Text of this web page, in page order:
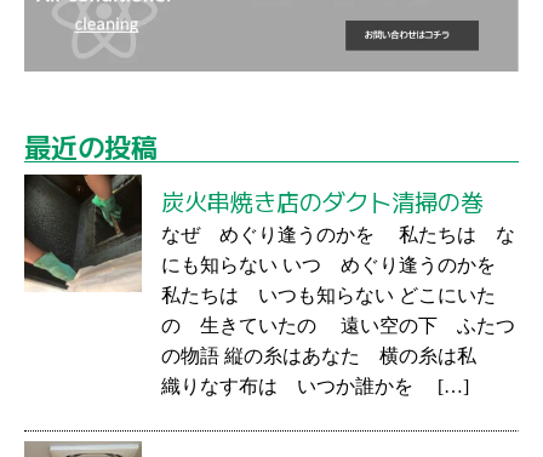
最近の投稿
炭火串焼き店のダクト清掃の巻
なぜ めぐり逢うのかを 私たちは な
にも知らない いつ めぐり逢うのかを
私たちは いつも知らない どこにいた
の 生きていたの 遠い空の下 ふたつ
の物語 縦の糸はあなた 横の糸は私
織りなす布は いつか誰かを […]